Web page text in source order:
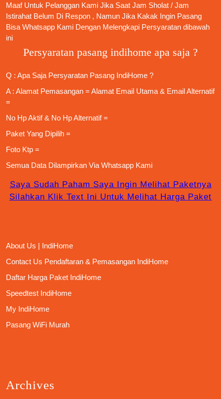
Maaf Untuk Pelanggan Kami Jika Saat Jam Sholat / Jam
Istirahat Belum Di Respon , Namun Jika Kakak Ingin Pasang
Bisa Whatsapp Kami Dengan Melengkapi Persyaratan dibawah
ini
Persyaratan pasang indihome apa saja ?
Q : Apa Saja Persyaratan Pasang IndiHome ?
A : Alamat Pemasangan = Alamat Email Utama & Email Alternatif
=
No Hp Aktif & No Hp Alternatif =
Paket Yang Dipilih =
Foto Ktp =
Semua Data Dilampirkan Via Whatsapp Kami
Saya Sudah Paham Saya Ingin Melihat Paketnya
Silahkan Klik Text Ini Untuk Melihat Harga Paket
About Us | IndiHome
Contact Us Pendaftaran & Pemasangan IndiHome
Daftar Harga Paket IndiHome
Speedtest IndiHome
My IndiHome
Pasang WiFi Murah
Archives